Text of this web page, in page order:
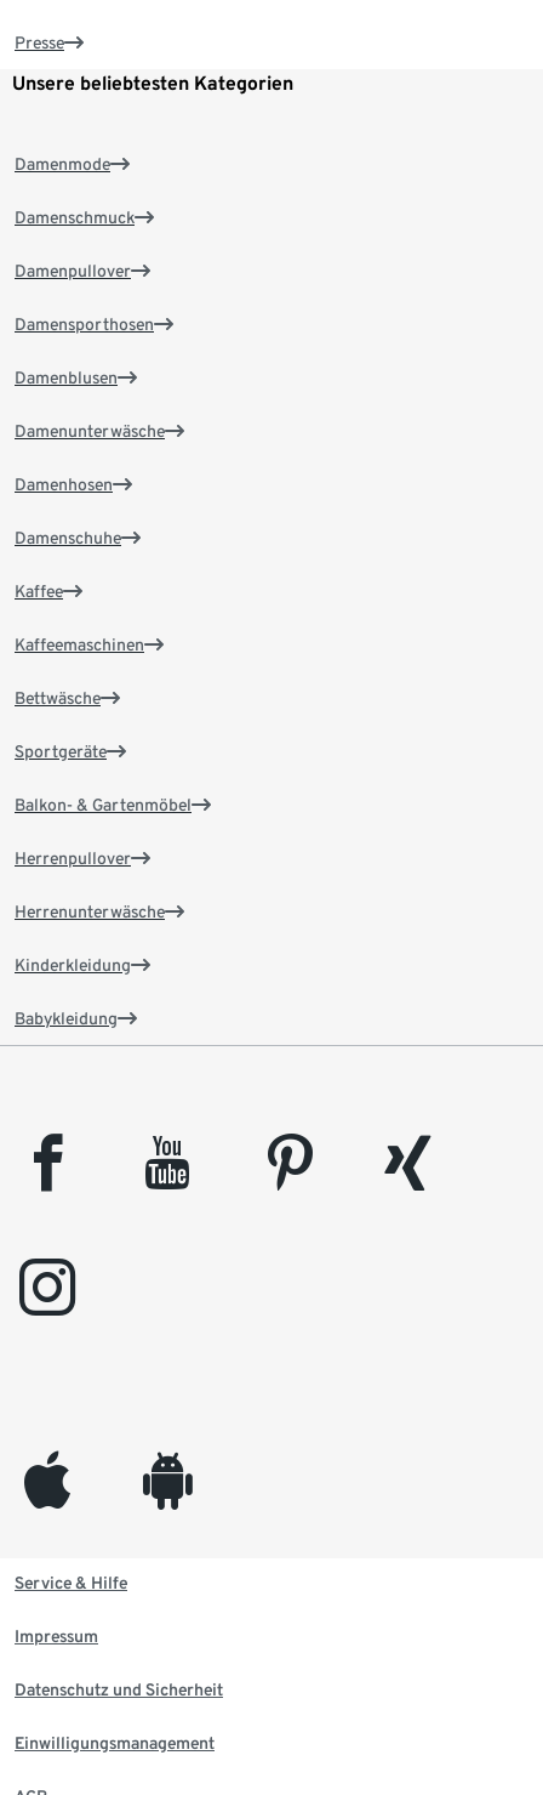
Presse
Unsere beliebtesten Kategorien
Damenmode
Damenschmuck
Damenpullover
Damensporthosen
Damenblusen
Damenunterwäsche
Damenhosen
Damenschuhe
Kaffee
Kaffeemaschinen
Bettwäsche
Sportgeräte
Balkon- & Gartenmöbel
Herrenpullover
Herrenunterwäsche
Kinderkleidung
Babykleidung
facebook youtube pinterest
xing
instagram
appleinc android
Service & Hilfe
Impressum
Datenschutz und Sicherheit
Einwilligungsmanagement